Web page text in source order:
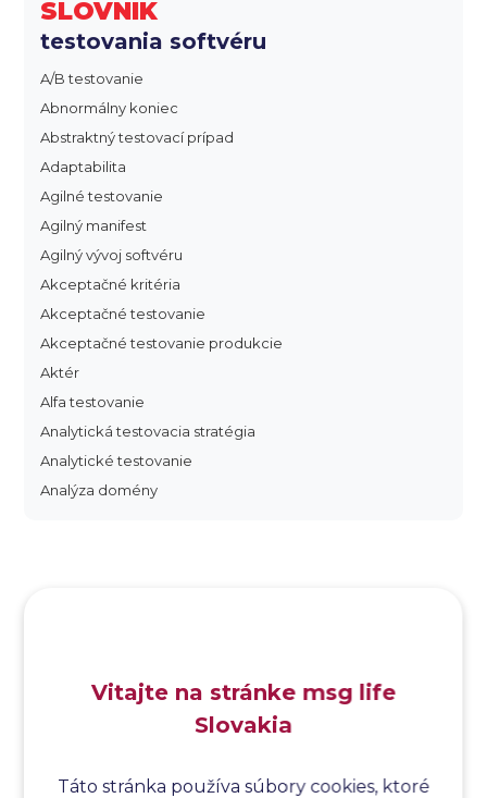
SLOVNÍK
testovania softvéru
A/B testovanie
Abnormálny koniec
Abstraktný testovací prípad
Adaptabilita
Agilné testovanie
Agilný manifest
Agilný vývoj softvéru
Akceptačné kritéria
Akceptačné testovanie
Akceptačné testovanie produkcie
Aktér
Alfa testovanie
Analytická testovacia stratégia
Analytické testovanie
Analýza domény
Analýza príčin a následkov
Analýza spôsobu a následkov zlyhania softvéru
Vitajte na stránke msg life
Slovakia
Táto stránka používa súbory cookies, ktoré